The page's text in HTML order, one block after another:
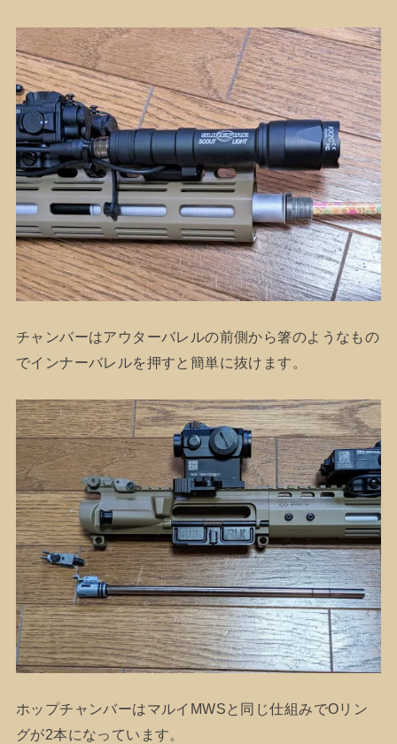
チャンバーはアウターバレルの前側から箸のようなもの
でインナーバレルを押すと簡単に抜けます。
ホップチャンバーはマルイMWSと同じ仕組みでOリン
グが2本になっています。